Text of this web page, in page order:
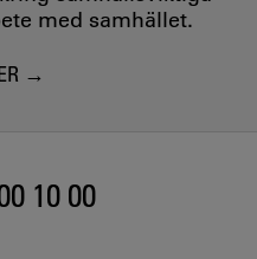
med samhället.
10 00